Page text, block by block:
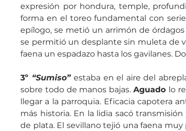
expresión por hondura, temple,
forma en el toreo fundamental con
epílogo, se metió un arrimón de
se permitió un desplante sin muleta de
faena un espadazo hasta los gavilanes.
3º “Sumiso” estaba en el aire del
sobre todo de manos bajas. Aguado lo
llegar a la parroquia. Eficacia capotera
más historia. En la lidia sacó
de plata. El sevillano tejió una faena